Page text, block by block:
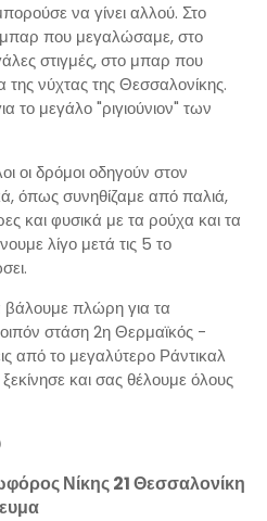
να γίνει αλλού. Στο
που μεγαλώσαμε, στο
στιγμές, στο μπαρ που
της νύχτας της Θεσσαλονίκης.
μεγάλο "ριγιούνιον" των
οι δρόμοι οδηγούν στον
όπως συνηθίζαμε από παλιά,
και φυσικά με τα ρούχα και τα
λίγο μετά τις 5 το
πλώρη για τα
στάση 2η Θερμαϊκός -
από το μεγαλύτερο Ράντικαλ
ξεκίνησε και σας θέλουμε όλους
Νίκης 21 Θεσσαλονίκη